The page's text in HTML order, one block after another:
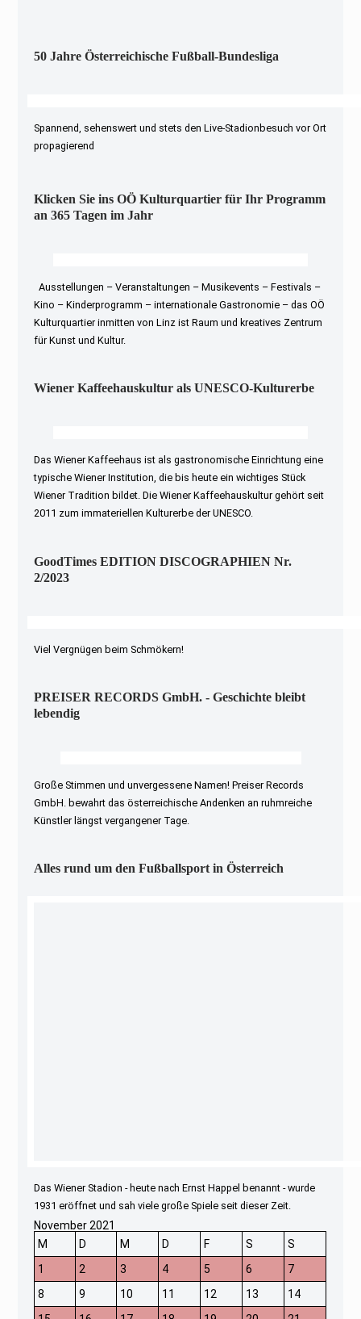
50 Jahre Österreichische Fußball-Bundesliga
Spannend, sehenswert und stets den Live-Stadionbesuch vor Ort
propagierend
Klicken Sie ins OÖ Kulturquartier für Ihr Programm
an 365 Tagen im Jahr
Ausstellungen – Veranstaltungen – Musikevents – Festivals –
Kino – Kinderprogramm – internationale Gastronomie – das OÖ
Kulturquartier inmitten von Linz ist Raum und kreatives Zentrum
für Kunst und Kultur.
Wiener Kaffeehauskultur als UNESCO-Kulturerbe
Das Wiener Kaffeehaus ist als gastronomische Einrichtung eine
typische Wiener Institution, die bis heute ein wichtiges Stück
Wiener Tradition bildet. Die Wiener Kaffeehauskultur gehört seit
2011 zum immateriellen Kulturerbe der UNESCO.
GoodTimes EDITION DISCOGRAPHIEN Nr.
2/2023
Viel Vergnügen beim Schmökern!
PREISER RECORDS GmbH. - Geschichte bleibt
lebendig
Große Stimmen und unvergessene Namen! Preiser Records
GmbH. bewahrt das österreichische Andenken an ruhmreiche
Künstler längst vergangener Tage.
Alles rund um den Fußballsport in Österreich
Das Wiener Stadion - heute nach Ernst Happel benannt - wurde
1931 eröffnet und sah viele große Spiele seit dieser Zeit.
November 2021
M
D M D F S
S
1
2 3 4 5 6
7
8
9 10 11 12 13
14